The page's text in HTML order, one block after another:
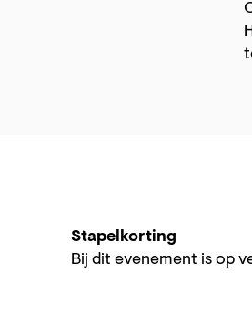
Stapelkorting
Bij dit evenement is op